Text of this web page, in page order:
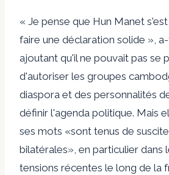
« Je pense que Hun Manet
faire une déclaration solide »,
ajoutant qu'il ne pouvait pas se
d'autoriser les groupes
diaspora et des personnalités
définir l'agenda politique. Mais
ses mots «sont tenus de
bilatérales», en particulier dans
tensions récentes le long de la